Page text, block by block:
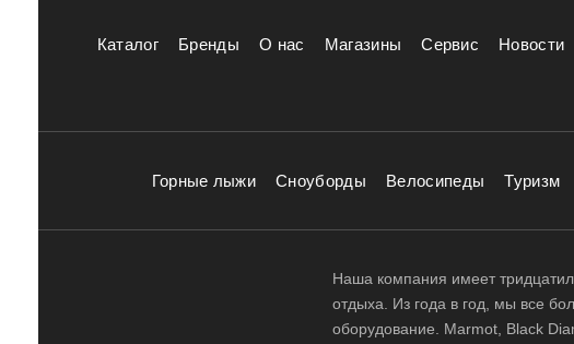
Каталог Бренды О нас Магазины Сервис Новости
Горные лыжи Сноуборды Велосипеды Туризм
Наша компания имеет
отдыха. Из года в год, мы все
оборудование. Marmot, Black